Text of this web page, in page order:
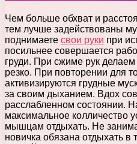
Чем больше обхват и
тем лучше задействованы
поднимаете свои руки при
посильнее совершается
груди. При сжиме рук
резко. При повторении для
активизируются грудные
за своим дыханием. Вдох
расслабленном состоянии.
максимальное колличество
мышцам отдыхать. Не
новичка обязана отдыхать в